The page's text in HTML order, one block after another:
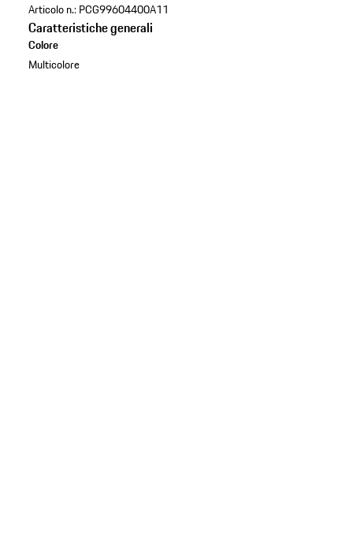
Articolo n.: PCG99604400A11
Caratteristiche generali
Colore
Multicolore